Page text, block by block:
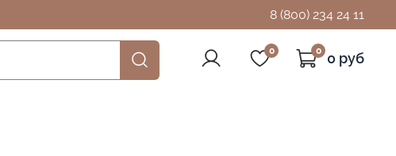
8 (800) 234 24 11
0 0 0 руб